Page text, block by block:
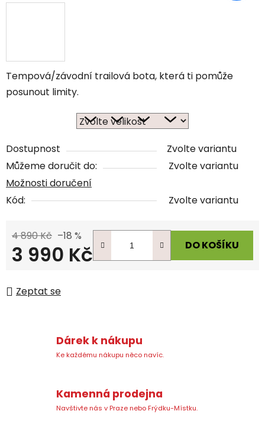
Tempová/závodní trailová bota, která ti pomůže
posunout limity.
Dostupnost
Zvolte variantu
Můžeme doručit do:
Zvolte variantu
Možnosti doručení
Kód:
Zvolte variantu
4 890 Kč –18 %
3 990 Kč DO KOŠÍKU
Zeptat se
Dárek k nákupu
Ke každému nákupu něco navíc.
Kamenná prodejna
Navštivte nás v Praze nebo Frýdku-Místku.